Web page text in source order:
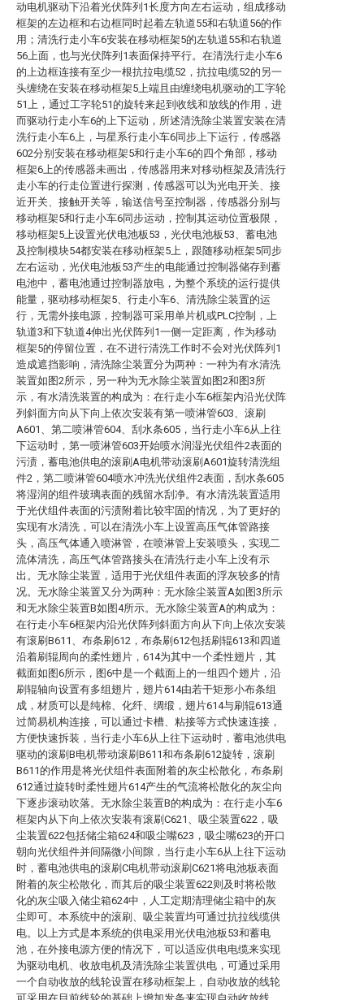
动电机驱动下沿着光伏阵列1长度方向左右运动，组成移动
框架的左边框和右边框同时起着左轨道55和右轨道56的作
用；清洗行走小车6安装在移动框架5的左轨道55和右轨道
56上面，也与光伏阵列1表面保持平行。在清洗行走小车6
的上边框连接有至少一根抗拉电缆52，抗拉电缆52的另一
头缠绕在安装在移动框架5上端且由缠绕电机驱动的工字轮
51上，通过工字轮51的旋转来起到收线和放线的作用，进
而驱动行走小车6的上下运动，所述清洗除尘装置安装在清
洗行走小车6上，与星系行走小车6同步上下运行，传感器
602分别安装在移动框架5和行走小车6的四个角部，移动
框架6上的传感器未画出，传感器用来对移动框架及清洗行
走小车的行走位置进行探测，传感器可以为光电开关、接
近开关、接触开关等，输送信号至控制器，传感器分别与
移动框架5和行走小车6同步运动，控制其运动位置极限，
移动框架5上设置光伏电池板53，光伏电池板53、蓄电池
及控制模块54都安装在移动框架5上，跟随移动框架5同步
左右运动，光伏电池板53产生的电能通过控制器储存到蓄
电池中，蓄电池通过控制器放电，为整个系统的运行提供
能量，驱动移动框架5、行走小车6、清洗除尘装置的运
行，无需外接电源，控制器可采用单片机或PLC控制，上
轨道3和下轨道4伸出光伏阵列1一侧一定距离，作为移动
框架5的停留位置，在不进行清洗工作时不会对光伏阵列1
造成遮挡影响，清洗除尘装置分为两种：一种为有水清洗
装置如图2所示，另一种为无水除尘装置如图2和图3所
示，有水清洗装置的构成为：在行走小车6框架内沿光伏阵
列斜面方向从下向上依次安装有第一喷淋管603、滚刷
A601、第二喷淋管604、刮水条605，当行走小车6从上往
下运动时，第一喷淋管603开始喷水润湿光伏组件2表面的
污渍，蓄电池供电的滚刷A电机带动滚刷A601旋转清洗组
件2，第二喷淋管604喷水冲洗光伏组件2表面，刮水条605
将湿润的组件玻璃表面的残留水刮净。有水清洗装置适用
于光伏组件表面的污渍附着比较牢固的情况，为了更好的
实现有水清洗，可以在清洗小车上设置高压气体管路接
头，高压气体通入喷淋管，在喷淋管上安装喷头，实现二
流体清洗，高压气体管路接头在清洗行走小车上没有示
出。无水除尘装置，适用于光伏组件表面的浮灰较多的情
况。无水除尘装置又分为两种：无水除尘装置A如图3所示
和无水除尘装置B如图4所示。无水除尘装置A的构成为：
在行走小车6框架内沿光伏阵列斜面方向从下向上依次安装
有滚刷B611、布条刷612，布条刷612包括刷辊613和四道
沿着刷辊周向的柔性翅片，614为其中一个柔性翅片，其
截面如图6所示，图6中是一个截面上的一组四个翅片，沿
刷辊轴向设置有多组翅片，翅片614由若干矩形小布条组
成，材质可以是纯棉、化纤、绸缎，翅片614与刷辊613通
过简易机构连接，可以通过卡槽、粘接等方式快速连接，
方便快速拆装，当行走小车6从上往下运动时，蓄电池供电
驱动的滚刷B电机带动滚刷B611和布条刷612旋转，滚刷
B611的作用是将光伏组件表面附着的灰尘松散化，布条刷
612通过旋转时柔性翅片614产生的气流将松散化的灰尘向
下逐步滚动吹落。无水除尘装置B的构成为：在行走小车6
框架内从下向上依次安装有滚刷C621、吸尘装置622，吸
尘装置622包括储尘箱624和吸尘嘴623，吸尘嘴623的开口
朝向光伏组件并间隔微小间隙，当行走小车6从上往下运动
时，蓄电池供电的滚刷C电机带动滚刷C621将电池板表面
附着的灰尘松散化，而其后的吸尘装置622则及时将松散
化的灰尘吸入储尘箱624中，人工定期清理储尘箱中的灰
尘即可。本系统中的滚刷、吸尘装置均可通过抗拉线缆供
电。以上方式是本系统的供电采用光伏电池板53和蓄电
池，在外接电源方便的情况下，可以适应供电电缆来实现
为驱动电机、收放电机及清洗除尘装置供电，可通过采用
一个自动收放的线轮设置在移动框架上，自动收放的线轮